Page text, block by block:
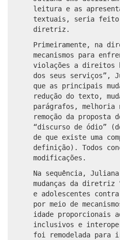
leitura e as
textuais, seria feito
diretriz.
Primeiramente, na
mecanismos para
violações a direitos
dos seus serviços”,
que as principais
redução do texto,
parágrafos, melhoria
remoção da proposta
“discurso de ódio”
de que existe uma
definição). Todos
modificações.
Na sequência,
mudanças da diretriz
e adolescentes
por meio de
idade proporcionais
inclusivos e
foi remodelada para